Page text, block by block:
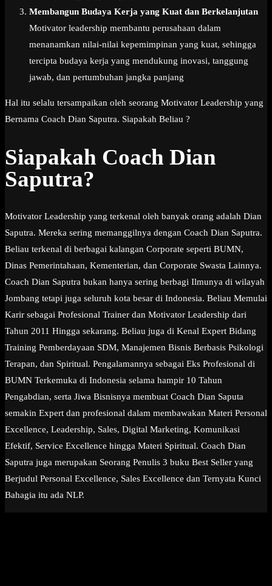
Membangun Budaya Kerja yang Kuat dan Berkelanjutan
Motivator leadership membantu perusahaan dalam
menanamkan nilai-nilai kepemimpinan yang kuat, sehingga
tercipta budaya kerja yang mendukung inovasi, tanggung
jawab, dan pertumbuhan jangka panjang
Hal itu selalu tersampaikan oleh seorang Motivator Leadership yang
Bernama Coach Dian Saputra. Siapakah Beliau ?
Siapakah Coach Dian
Saputra?
Motivator Leadership yang terkenal oleh banyak orang adalah Dian
Saputra. Mereka sering memanggilnya dengan Coach Dian Saputra.
Beliau terkenal di berbagai kalangan Corporate seperti BUMN,
Dinas Pemerintahaan, Kementerian, dan Corporate Swasta Lainnya.
Coach Dian Saputra bukan hanya sering berbagi Ilmunya di wilayah
Jombang tetapi juga seluruh kota besar di Indonesia. Beliau Memulai
Karir sebagai Profesional Trainer dan Motivator Leadership dari
Tahun 2011 Hingga sekarang. Beliau juga di Kenal Expert Bidang
Training Pemberdayaan SDM, Manajemen Bisnis Berbasis Psikologi
Terapan, dan Spiritual. Pengalamannya sebagai Eks Profesional di
BUMN Terkemuka di Indonesia selama hampir 10 Tahun
Pengabdian, serta Jiwa Bisnisnya membuat Coach Dian Saputa
semakin Expert dan profesional dalam membawakan Materi Personal
Excellence, Leadership, Sales, Digital Marketing, Komunikasi
Efektif, Service Excellence hingga Materi Spiritual. Coach Dian
Saputra juga merupakan Seorang Penulis 3 buku Best Seller yang
Berjudul Personal Excellence, Sales Excellence dan Ternyata Kunci
Bahagia itu ada NLP.